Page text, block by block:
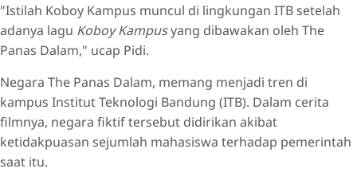
"Istilah Koboy Kampus muncul di lingkungan ITB setelah
adanya lagu Koboy Kampusyang dibawakan oleh The
Panas Dalam," ucap Pidi.
Negara The Panas Dalam, memang menjadi tren di
kampus Institut Teknologi Bandung (ITB). Dalam cerita
filmnya, negara fiktif tersebut didirikan akibat
ketidakpuasan sejumlah mahasiswa terhadap pemerintah
saat itu.